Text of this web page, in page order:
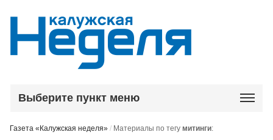
Выберите пункт меню
Газета «Калужская неделя» / Материалы по тегумитинги: